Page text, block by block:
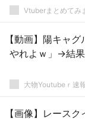
Vtuberまとめてみ
【動画】陽キャ
やれよｗ」→結果
大物Youtubeｒ速
【画像】レース